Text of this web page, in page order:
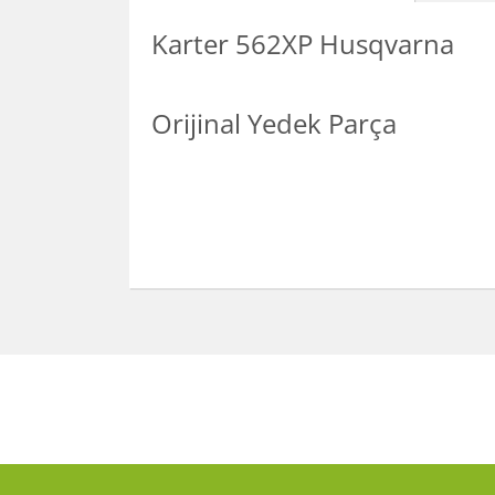
Karter 562XP Husqvarna
Orijinal Yedek Parça